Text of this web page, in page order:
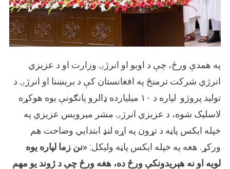
په همدې ورځ، چې د اوبو او انرژۍ وزارت او د عزیزي
انرژي شرکت ترمنځ په افغانستان کې د برېښنا او انرژۍ د
تولید پروژو لپاره د ۱۰ میلیارده ډالرو پانګونې یوه هوکړه
لاسلیک شوه، د عزیزي انرژۍ مشر میرویس عزیزي په
خپله ایکس پاڼه د تړون په اړه لنډ ابتدایي وضاحت هم
ورکړ. هغه په خپله ایکس پاڼه ولیکل: «نن زما لپاره یوه
لویه او نه هېریدونکې ورځ ده، هغه ورځ چې د ژوند یو مهم